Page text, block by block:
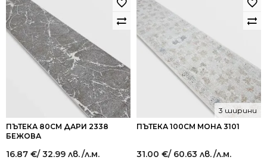
ПЪТЕКА 80СМ ДАРИ 2338
БЕЖОВА
16.87 €/ 32.99 лв./л.м.
ПЪТЕКА 100СМ МОНА 3101
3 ширини
31.00 €/ 60.63 лв./л.м.